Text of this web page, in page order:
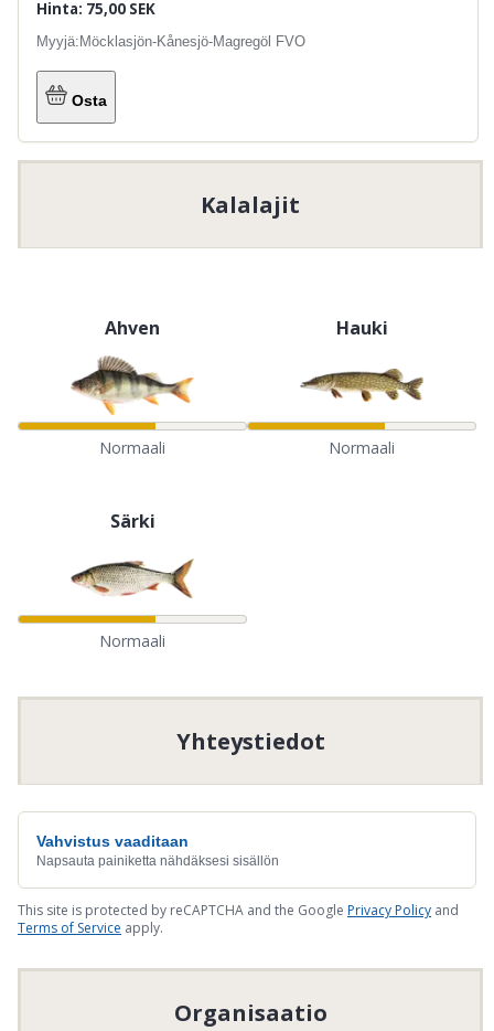
Hinta: 75,00 SEK
Myyjä: Möcklasjön-Kånesjö-Magregöl FVO
Osta
Kalalajit
Ahven
Normaali
Hauki
Normaali
Särki
Normaali
Yhteystiedot
Vahvistus vaaditaan
Napsauta painiketta nähdäksesi sisällön
This site is protected by reCAPTCHA and the Google Privacy Policy and
Terms of Service apply.
Organisaatio